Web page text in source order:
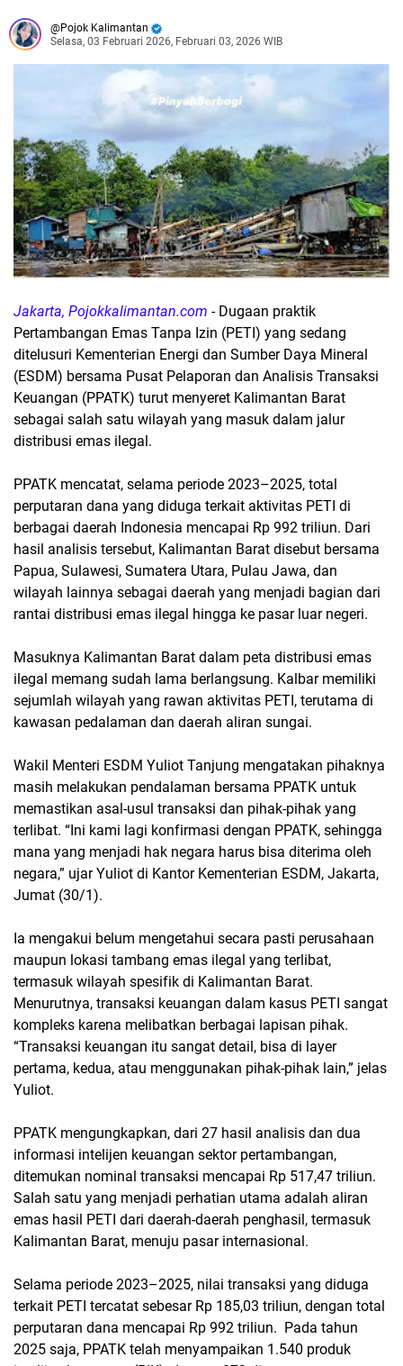
Pojok Kalimantan
Selasa, 03 Februari 2026, Februari 03, 2026 WIB
Jakarta, Pojokkalimantan.com - Dugaan praktik
Pertambangan Emas Tanpa Izin (PETI) yang sedang
ditelusuri Kementerian Energi dan Sumber Daya Mineral
(ESDM) bersama Pusat Pelaporan dan Analisis Transaksi
Keuangan (PPATK) turut menyeret Kalimantan Barat
sebagai salah satu wilayah yang masuk dalam jalur
distribusi emas ilegal.
PPATK mencatat, selama periode 2023–2025, total
perputaran dana yang diduga terkait aktivitas PETI di
berbagai daerah Indonesia mencapai Rp 992 triliun. Dari
hasil analisis tersebut, Kalimantan Barat disebut bersama
Papua, Sulawesi, Sumatera Utara, Pulau Jawa, dan
wilayah lainnya sebagai daerah yang menjadi bagian dari
rantai distribusi emas ilegal hingga ke pasar luar negeri.
Masuknya Kalimantan Barat dalam peta distribusi emas
ilegal memang sudah lama berlangsung. Kalbar memiliki
sejumlah wilayah yang rawan aktivitas PETI, terutama di
kawasan pedalaman dan daerah aliran sungai.
Wakil Menteri ESDM Yuliot Tanjung mengatakan pihaknya
masih melakukan pendalaman bersama PPATK untuk
memastikan asal-usul transaksi dan pihak-pihak yang
terlibat. “Ini kami lagi konfirmasi dengan PPATK, sehingga
mana yang menjadi hak negara harus bisa diterima oleh
negara,” ujar Yuliot di Kantor Kementerian ESDM, Jakarta,
Jumat (30/1).
Ia mengakui belum mengetahui secara pasti perusahaan
maupun lokasi tambang emas ilegal yang terlibat,
termasuk wilayah spesifik di Kalimantan Barat.
Menurutnya, transaksi keuangan dalam kasus PETI sangat
kompleks karena melibatkan berbagai lapisan pihak.
“Transaksi keuangan itu sangat detail, bisa di layer
pertama, kedua, atau menggunakan pihak-pihak lain,” jelas
Yuliot.
PPATK mengungkapkan, dari 27 hasil analisis dan dua
informasi intelijen keuangan sektor pertambangan,
ditemukan nominal transaksi mencapai Rp 517,47 triliun.
Salah satu yang menjadi perhatian utama adalah aliran
emas hasil PETI dari daerah-daerah penghasil, termasuk
Kalimantan Barat, menuju pasar internasional.
Selama periode 2023–2025, nilai transaksi yang diduga
terkait PETI tercatat sebesar Rp 185,03 triliun, dengan total
perputaran dana mencapai Rp 992 triliun. Pada tahun
2025 saja, PPATK telah menyampaikan 1.540 produk